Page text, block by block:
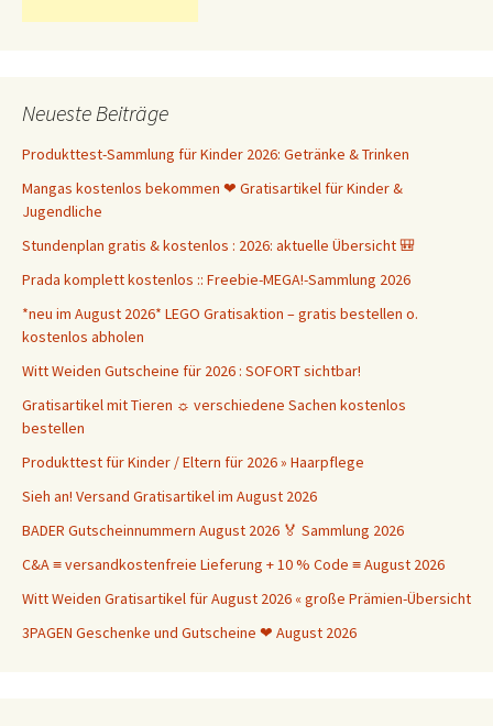
Neueste Beiträge
Produkttest-Sammlung für Kinder 2026: Getränke & Trinken
Mangas kostenlos bekommen ❤ Gratisartikel für Kinder &
Jugendliche
Stundenplan gratis & kostenlos : 2026: aktuelle Übersicht 🎒
Prada komplett kostenlos :: Freebie-MEGA!-Sammlung 2026
*neu im August 2026* LEGO Gratisaktion – gratis bestellen o.
kostenlos abholen
Witt Weiden Gutscheine für 2026 : SOFORT sichtbar!
Gratisartikel mit Tieren ☼ verschiedene Sachen kostenlos
bestellen
Produkttest für Kinder / Eltern für 2026 » Haarpflege
Sieh an! Versand Gratisartikel im August 2026
BADER Gutscheinnummern August 2026 🏅 Sammlung 2026
C&A ≡ versandkostenfreie Lieferung + 10 % Code ≡ August 2026
Witt Weiden Gratisartikel für August 2026 « große Prämien-Übersicht
3PAGEN Geschenke und Gutscheine ❤ August 2026